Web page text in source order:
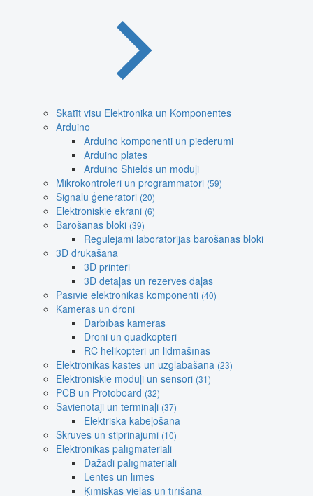
Skatīt visu Elektronika un Komponentes
Arduino
Arduino komponenti un piederumi
Arduino plates
Arduino Shields un moduļi
Mikrokontroleri un programmatori (59)
Signālu ģeneratori (20)
Elektroniskie ekrāni (6)
Barošanas bloki (39)
Regulējami laboratorijas barošanas bloki
3D drukāšana
3D printeri
3D detaļas un rezerves daļas
Pasīvie elektronikas komponenti (40)
Kameras un droni
Darbības kameras
Droni un quadkopteri
RC helikopteri un lidmašīnas
Elektronikas kastes un uzglabāšana (23)
Elektroniskie moduļi un sensori (31)
PCB un Protoboard (32)
Savienotāji un termināļi (37)
Elektriskā kabeļošana
Skrūves un stiprinājumi (10)
Elektronikas palīgmateriāli
Dažādi palīgmateriāli
Lentes un līmes
Ķīmiskās vielas un tīrīšana